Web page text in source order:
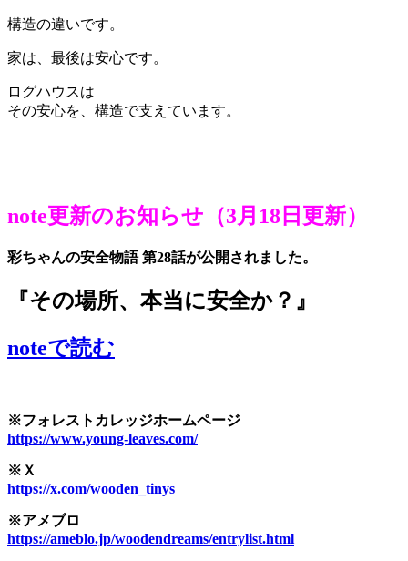
構造の違いです。
家は、最後は安心です。
ログハウスは
その安心を、構造で支えています。
note更新のお知らせ（3月18日更新）
彩ちゃんの安全物語 第28話が公開されました。
『その場所、本当に安全か？』
noteで読む
※フォレストカレッジホームページ
https://www.young-leaves.com/
※Ｘ
https://x.com/wooden_tinys
※アメブロ
https://ameblo.jp/woodendreams/entrylist.html